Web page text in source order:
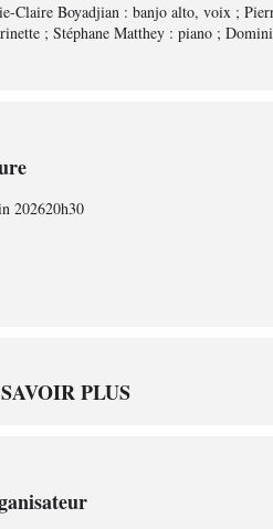
Claire Boyadjian : banjo alto, voix ;
; Stéphane Matthey : piano ;
202620h30
PLUS